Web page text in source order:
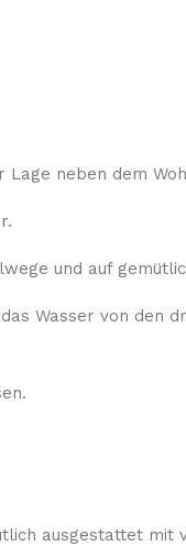
neben dem
und auf
Wasser von den
ausgestattet mit